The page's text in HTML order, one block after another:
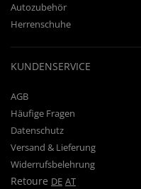
Autozubehör
Herrenschuhe
KUNDENSERVICE
AGB
Häufige Fragen
Datenschutz
Versand & Lieferung
Widerrufsbelehrung
Retoure DE AT